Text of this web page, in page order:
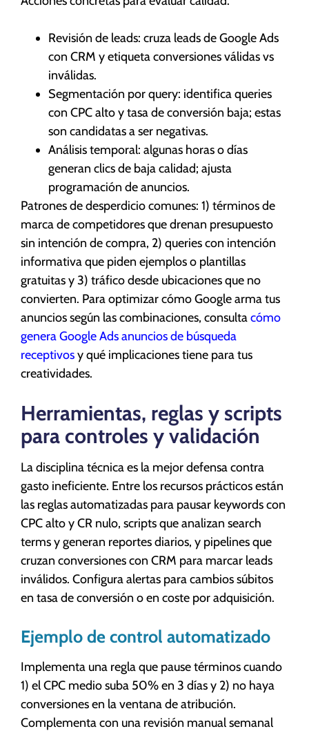
Revisión de leads: cruza leads de Google Ads
con CRM y etiqueta conversiones válidas vs
inválidas.
Segmentación por query: identifica queries
con CPC alto y tasa de conversión baja; estas
son candidatas a ser negativas.
Análisis temporal: algunas horas o días
generan clics de baja calidad; ajusta
programación de anuncios.
Patrones de desperdicio comunes: 1) términos de
marca de competidores que drenan presupuesto
sin intención de compra, 2) queries con intención
informativa que piden ejemplos o plantillas
gratuitas y 3) tráfico desde ubicaciones que no
convierten. Para optimizar cómo Google arma tus
anuncios según las combinaciones, consultacómo
genera Google Ads anuncios de búsqueda
receptivosy qué implicaciones tiene para tus
creatividades.
Herramientas, reglas y scripts
para controles y validación
La disciplina técnica es la mejor defensa contra
gasto ineficiente. Entre los recursos prácticos están
las reglas automatizadas para pausar keywords con
CPC alto y CR nulo, scripts que analizan search
terms y generan reportes diarios, y pipelines que
cruzan conversiones con CRM para marcar leads
inválidos. Configura alertas para cambios súbitos
en tasa de conversión o en coste por adquisición.
Ejemplo de control automatizado
Implementa una regla que pause términos cuando
1) el CPC medio suba 50% en 3 días y 2) no haya
conversiones en la ventana de atribución.
Complementa con una revisión manual semanal